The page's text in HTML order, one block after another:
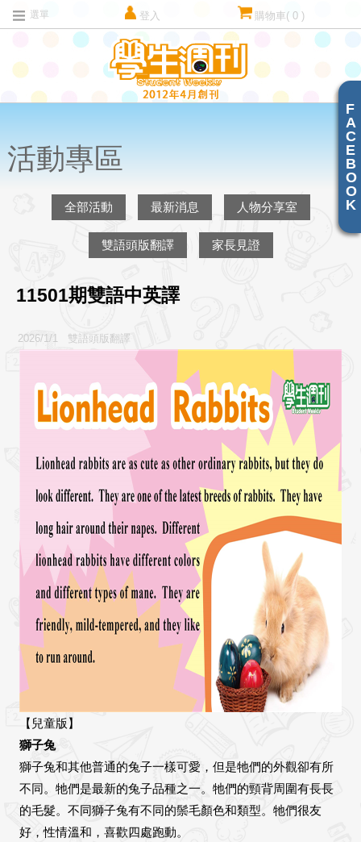
選單 登入 購物車( 0 )
活動專區
全部活動 最新消息 人物分享室
雙語頭版翻譯 家長見證
11501期雙語中英譯
2026/1/1 雙語頭版翻譯
【兒童版】
獅子兔
獅子兔和其他普通的兔子一樣可愛，但是牠們的外觀卻有所
不同。牠們是最新的兔子品種之一。牠們的頸背周圍有長長
的毛髮。不同獅子兔有不同的鬃毛顏色和類型。牠們很友
好，性情溫和，喜歡四處跑動。
F
A
C
E
B
O
O
K